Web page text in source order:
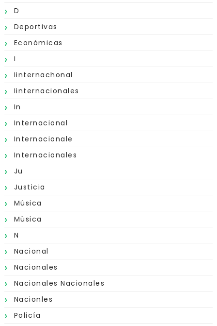
D
Deportivas
Económicas
I
Iinternachonal
Iinternacionales
In
Internacional
Internacionale
Internacionales
Ju
Justicia
Música
Mùsica
N
Nacional
Nacionales
Nacionales Nacionales
Nacionles
Policía